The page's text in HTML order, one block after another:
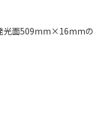
光面509mm×16mmの